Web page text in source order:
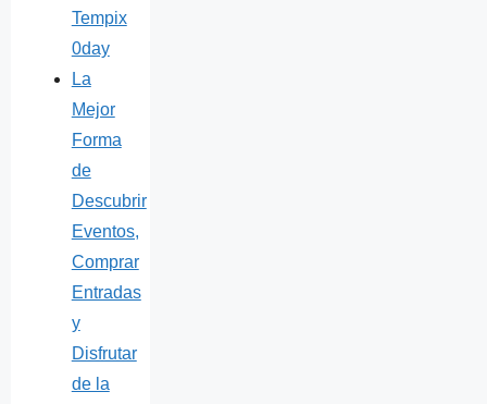
Tempix
0day
La
Mejor
Forma
de
Descubrir
Eventos,
Comprar
Entradas
y
Disfrutar
de la